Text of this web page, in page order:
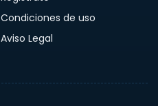
Condiciones de uso
Aviso Legal